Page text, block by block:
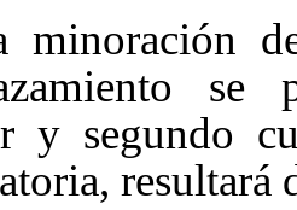
se
y segundo
resultará